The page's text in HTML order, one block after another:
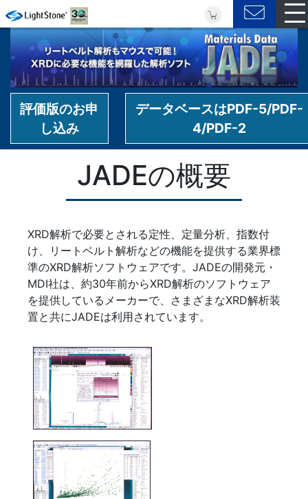
評価版のお申
し込み
データベースはPDF-5/PDF-
4/PDF-2
JADEの概要
XRD解析で必要とされる定性、定量分析、指数付
け、リートベルト解析などの機能を提供する業界標
準のXRD解析ソフトウェアです。JADEの開発元・
MDI社は、約30年前からXRD解析のソフトウェア
を提供しているメーカーで、さまざまなXRD解析装
置と共にJADEは利用されています。